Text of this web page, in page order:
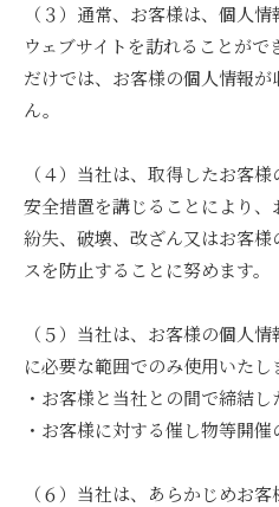
（３）通常、お客様は、個人
ウェブサイトを訪れることがで
だけでは、お客様の個人情報
ん。
（４）当社は、取得したお客
安全措置を講じることにより、
紛失、破壊、改ざん又はお客
スを防止することに努めます。
（５）当社は、お客様の個人
に必要な範囲でのみ使用いたし
・お客様と当社との間で締結
・お客様に対する催し物等開
（６）当社は、あらかじめお